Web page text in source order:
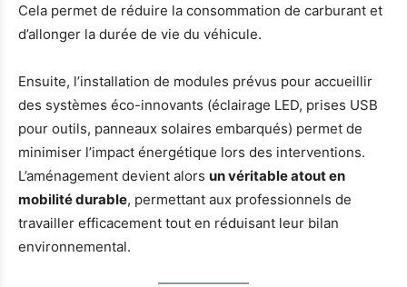
Cela permet de réduire la consommation de carburant et
d’allonger la durée de vie du véhicule.
Ensuite, l’installation de modules prévus pour accueillir
des systèmes éco-innovants (éclairage LED, prises USB
pour outils, panneaux solaires embarqués) permet de
minimiser l’impact énergétique lors des interventions.
L’aménagement devient alors un véritable atout en
mobilité durable, permettant aux professionnels de
travailler efficacement tout en réduisant leur bilan
environnemental.